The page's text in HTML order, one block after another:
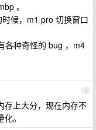
。
候，m1 pro 切换窗口
各种奇怪的 bug ，m4
4
存上大分，现在内存不
。